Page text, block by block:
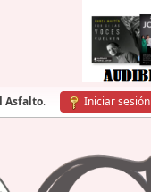
Asfalto. Iniciar sesión